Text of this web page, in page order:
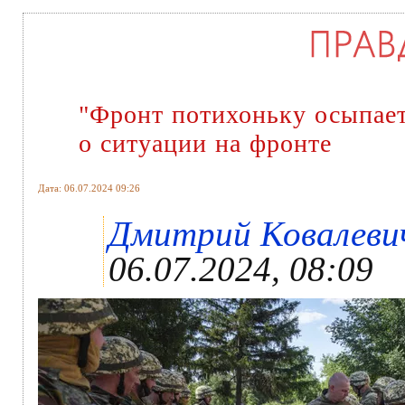
"Фронт потихоньку
о ситуации на фронте
Дата: 06.07.2024 09:26
Дмитрий
06.07.2024, 08:09